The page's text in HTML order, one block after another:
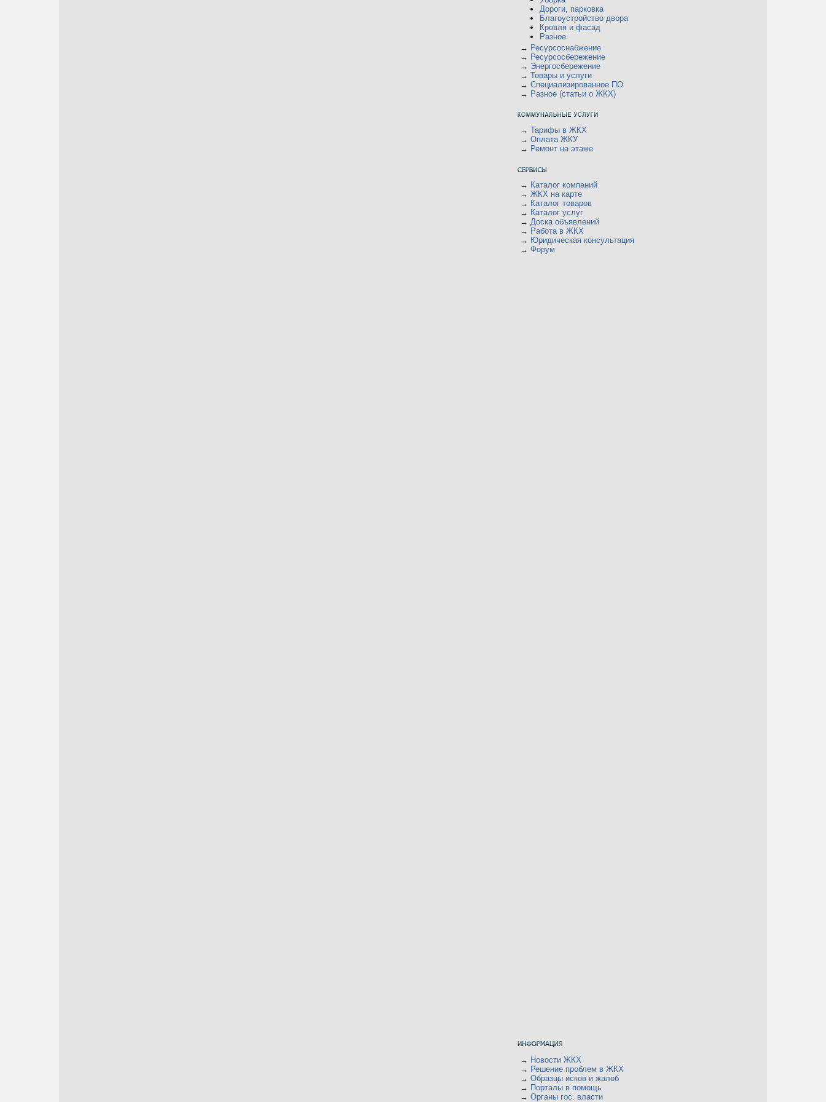
Дороги, парковка
Благоустройство двора
Кровля и фасад
Разное
→ Ресурсоснабжение
→ Ресурсосбережение
→ Энергосбережение
→ Товары и услуги
→ Специализированное ПО
→ Разное (статьи о ЖКХ)
→ Тарифы в ЖКХ
→ Оплата ЖКУ
→ Ремонт на этаже
→ Каталог компаний
→ ЖКХ на карте
→ Каталог товаров
→ Каталог услуг
→ Доска объявлений
→ Работа в ЖКХ
→ Юридическая консультация
→ Форум
→ Новости ЖКХ
→ Решение проблем в ЖКХ
→ Образцы исков и жалоб
→ Порталы в помощь
→ Органы гос. власти